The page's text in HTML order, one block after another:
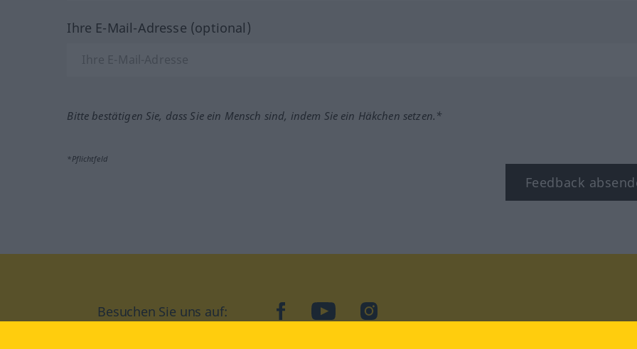
Ihre E-Mail-Adresse (optional)
Bitte bestätigen Sie, dass Sie ein Mensch sind, indem Sie ein Häkchen setzen.*
*Pflichtfeld
Feedback
Besuchen Sie uns auf: facebookYouTubeInstagram